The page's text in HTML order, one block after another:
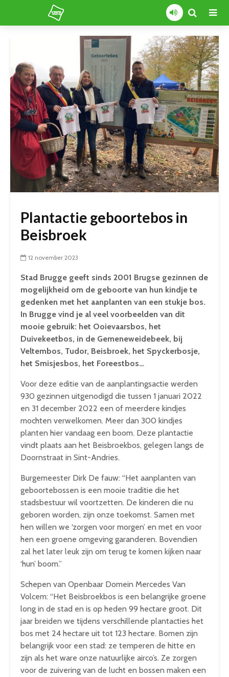
Plantactie geboortebos in
Beisbroek
12 november 2023
Stad Brugge geeft sinds 2001 Brugse gezinnen de
mogelijkheid om de geboorte van hun kindje te
gedenken met het aanplanten van een stukje bos.
In Brugge vind je al veel voorbeelden van dit
mooie gebruik: het Ooievaarsbos, het
Duivekeetbos, in de Gemeneweidebeek, bij
Veltembos, Tudor, Beisbroek, het Spyckerbosje,
het Smisjesbos, het Foreestbos…
Voor deze editie van de aanplantingsactie werden
930 gezinnen uitgenodigd die tussen 1 januari 2022
en 31 december 2022 een of meerdere kindjes
mochten verwelkomen. Meer dan 300 kindjes
planten hier vandaag een boom. Deze plantactie
vindt plaats aan het Beisbroekbos, gelegen langs de
Doornstraat in Sint-Andries.
Burgemeester Dirk De fauw: “Het aanplanten van
geboortebossen is een mooie traditie die het
stadsbestuur wil voortzetten. De kinderen die nu
geboren worden, zijn onze toekomst. Samen met
hen willen we ‘zorgen voor morgen’ en met en voor
hen een groene omgeving garanderen. Bovendien
zal het later leuk zijn om terug te komen kijken naar
‘hun’ boom.”
Schepen van Openbaar Domein Mercedes Van
Volcem: “Het Beisbroekbos is een belangrijke groene
long in de stad en is op heden 99 hectare groot. Dit
jaar breiden we tijdens verschillende plantacties het
bos met 24 hectare uit tot 123 hectare. Bomen zijn
belangrijk voor een stad: ze temperen de hitte en
zijn als het ware onze natuurlijke airco’s. Ze zorgen
voor de zuivering van de lucht en bossen maken een